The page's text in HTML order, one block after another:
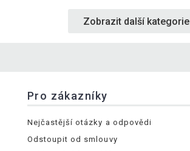
Zobrazit další kategorie
Pro zákazníky
Nejčastější otázky a odpovědi
Odstoupit od smlouvy